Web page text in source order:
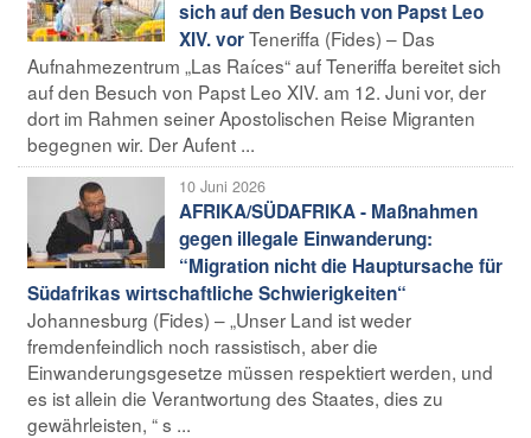
sich auf den Besuch von Papst Leo
XIV. vorTeneriffa (Fides) – Das
Aufnahmezentrum „Las Raíces“ auf Teneriffa bereitet sich
auf den Besuch von Papst Leo XIV. am 12. Juni vor, der
dort im Rahmen seiner Apostolischen Reise Migranten
begegnen wir. Der Aufent ...
10 Juni 2026
AFRIKA/SÜDAFRIKA - Maßnahmen
gegen illegale Einwanderung:
“Migration nicht die Hauptursache für
Südafrikas wirtschaftliche Schwierigkeiten“
Johannesburg (Fides) – „Unser Land ist weder
fremdenfeindlich noch rassistisch, aber die
Einwanderungsgesetze müssen respektiert werden, und
es ist allein die Verantwortung des Staates, dies zu
gewährleisten, “ s ...